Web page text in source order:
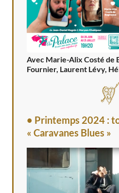
Avec Marie-Alix Costé de
Fournier, Laurent Lévy,
• Printemps 2024 :
« Caravanes Blues »